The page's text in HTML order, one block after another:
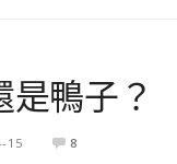
鴨子？
15 8